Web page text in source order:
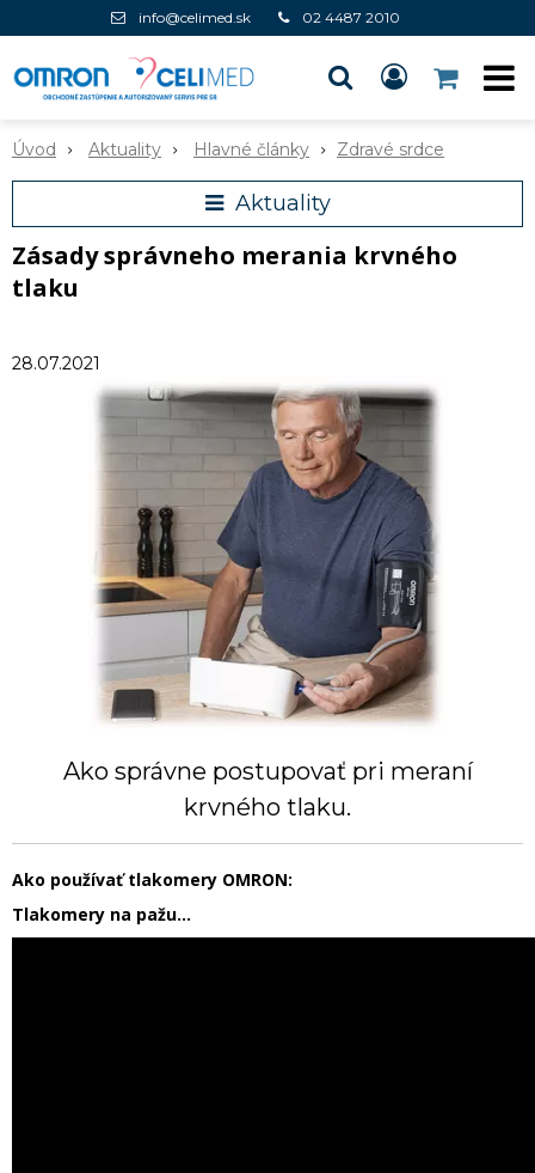
info@celimed.sk 02 4487 2010
Úvod Aktuality Hlavné články Zdravé srdce
Aktuality
Zásady správneho merania krvného
tlaku
28.07.2021
Ako správne postupovať pri meraní
krvného tlaku.
Ako používať tlakomery OMRON:
Tlakomery na pažu...